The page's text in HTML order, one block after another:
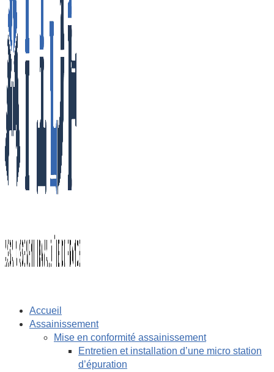
Accueil
Assainissement
Mise en conformité assainissement
Entretien et installation d’une micro station
d’épuration